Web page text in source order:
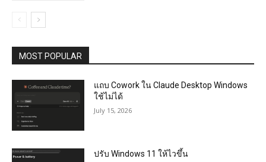
MOST POPULAR
แถบ Cowork ใน Claude Desktop Windows
ใช้ไม่ได้
July 15, 2026
ปรับ Windows 11 ให้ไวขึ้น